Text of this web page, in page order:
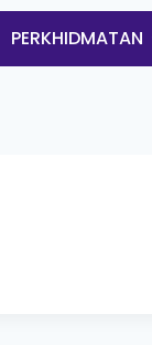
PERKHIDMATAN